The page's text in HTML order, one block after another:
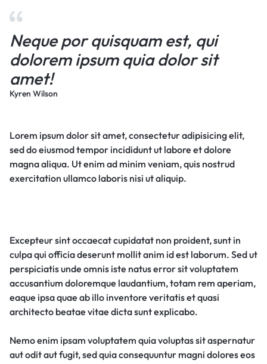
Neque por quisquam est, qui
dolorem ipsum quia dolor sit
amet!
Kyren Wilson
Lorem ipsum dolor sit amet, consectetur adipisicing elit,
sed do eiusmod tempor incididunt ut labore et dolore
magna aliqua. Ut enim ad minim veniam, quis nostrud
exercitation ullamco laboris nisi ut aliquip.
Excepteur sint occaecat cupidatat non proident, sunt in
culpa qui officia deserunt mollit anim id est laborum. Sed ut
perspiciatis unde omnis iste natus error sit voluptatem
accusantium doloremque laudantium, totam rem aperiam,
eaque ipsa quae ab illo inventore veritatis et quasi
architecto beatae vitae dicta sunt explicabo.
Nemo enim ipsam voluptatem quia voluptas sit aspernatur
aut odit aut fugit, sed quia consequuntur magni dolores eos